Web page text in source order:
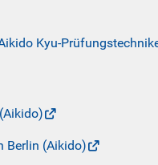
Kyu-
Berlin (Aikido)